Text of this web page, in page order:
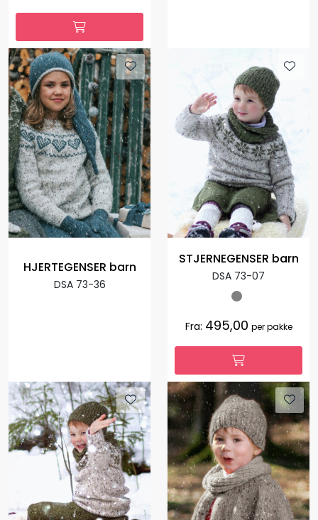
HJERTEGENSER barn
DSA 73-36
STJERNEGENSER barn
DSA 73-07
Fra: 495,00 per pakke